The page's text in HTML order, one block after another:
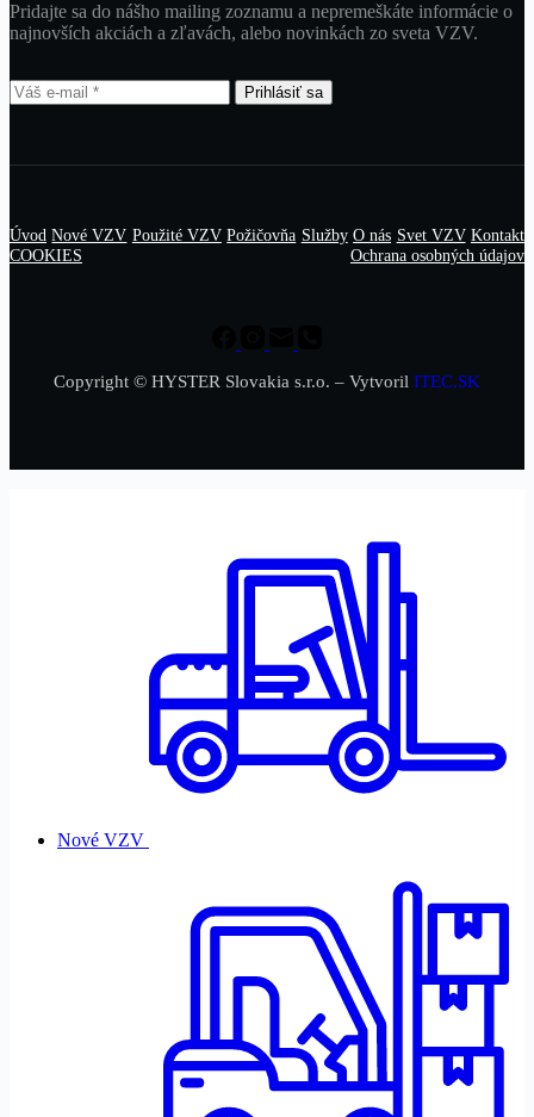
Pridajte sa do nášho mailing zoznamu a nepremeškáte informácie o
najnovších akciách a zľavách, alebo novinkách zo sveta VZV.
Prihlásiť sa
Úvod Nové VZV Použité VZV Požičovňa Služby O nás Svet VZV Kontakt
COOKIES
Ochrana osobných údajov
Copyright © HYSTER Slovakia s.r.o. – Vytvoril ITEC.SK
Nové VZV